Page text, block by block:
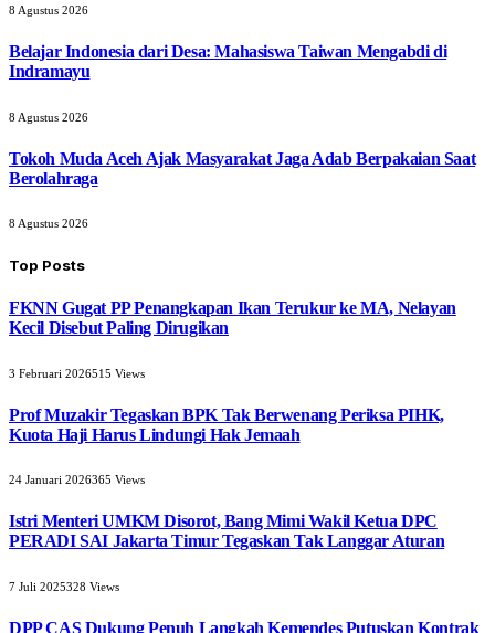
8 Agustus 2026
Belajar Indonesia dari Desa: Mahasiswa Taiwan Mengabdi di
Indramayu
8 Agustus 2026
Tokoh Muda Aceh Ajak Masyarakat Jaga Adab Berpakaian Saat
Berolahraga
8 Agustus 2026
Top Posts
FKNN Gugat PP Penangkapan Ikan Terukur ke MA, Nelayan
Kecil Disebut Paling Dirugikan
3 Februari 2026515 Views
Prof Muzakir Tegaskan BPK Tak Berwenang Periksa PIHK,
Kuota Haji Harus Lindungi Hak Jemaah
24 Januari 2026365 Views
Istri Menteri UMKM Disorot, Bang Mimi Wakil Ketua DPC
PERADI SAI Jakarta Timur Tegaskan Tak Langgar Aturan
7 Juli 2025328 Views
DPP CAS Dukung Penuh Langkah Kemendes Putuskan Kontrak